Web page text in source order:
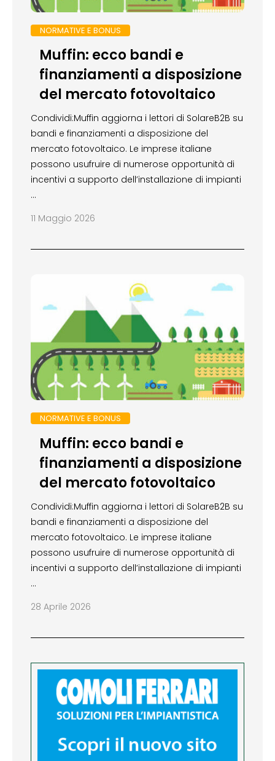
NORMATIVE E BONUS
Muffin: ecco bandi e
finanziamenti a disposizione
del mercato fotovoltaico
Condividi:Muffin aggiorna i lettori di SolareB2B su
bandi e finanziamenti a disposizione del
mercato fotovoltaico. Le imprese italiane
possono usufruire di numerose opportunità di
incentivi a supporto dell’installazione di impianti
…
11 Maggio 2026
NORMATIVE E BONUS
Muffin: ecco bandi e
finanziamenti a disposizione
del mercato fotovoltaico
Condividi:Muffin aggiorna i lettori di SolareB2B su
bandi e finanziamenti a disposizione del
mercato fotovoltaico. Le imprese italiane
possono usufruire di numerose opportunità di
incentivi a supporto dell’installazione di impianti
…
28 Aprile 2026